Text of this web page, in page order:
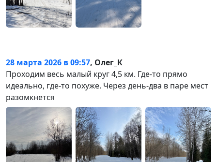
28 марта 2026 в 09:57, Олег_К
Проходим весь малый круг 4,5 км. Где-то прямо
идеально, где-то похуже. Через день-два в паре мест
разомкнется